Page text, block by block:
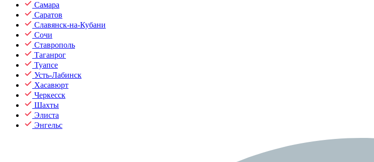
Самара
Саратов
Славянск-на-Кубани
Сочи
Ставрополь
Таганрог
Туапсе
Усть-Лабинск
Хасавюрт
Черкесск
Шахты
Элиста
Энгельс